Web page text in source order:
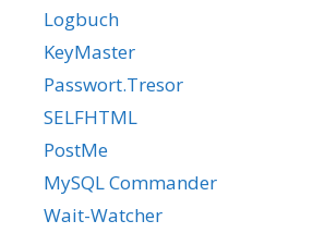
Logbuch
KeyMaster
Passwort.Tresor
SELFHTML
PostMe
MySQL Commander
Wait-Watcher